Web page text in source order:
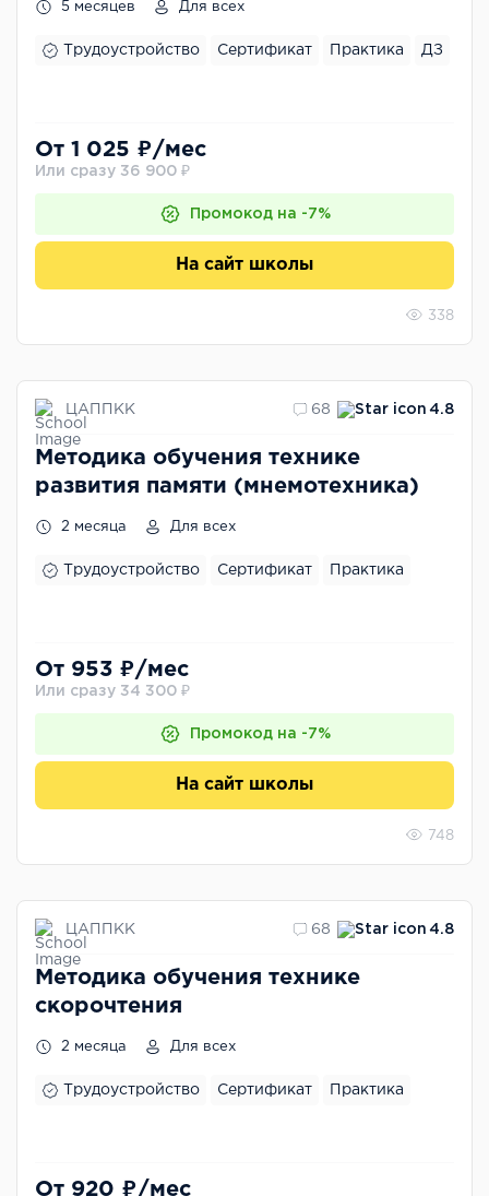
5 месяцев Для всех
Трудоустройство Сертификат Практика ДЗ
От 1 025 ₽/мес
Или сразу 36 900 ₽
Промокод на -7%
На сайт школы
338
ЦАППКК 68 4.8
Методика обучения технике
развития памяти (мнемотехника)
2 месяца Для всех
Трудоустройство Сертификат Практика
От 953 ₽/мес
Или сразу 34 300 ₽
Промокод на -7%
На сайт школы
748
ЦАППКК 68 4.8
Методика обучения технике
скорочтения
2 месяца Для всех
Трудоустройство Сертификат Практика
От 920 ₽/мес